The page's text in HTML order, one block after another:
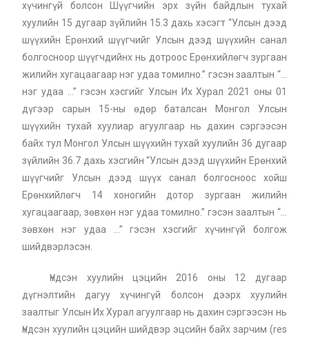
хүчингүй болсон Шүүгчийн эрх зүйн байдлын тухай
хуулийн 15 дугаар зүйлийн 15.3 дахь хэсэгт “Улсын дээд
шүүхийн Ерөнхий шүүгчийг Улсын дээд шүүхийн санал
болгосноор шүүгчдийнх нь дотроос Ерөнхийлөгч зургаан
жилийн хугацаагаар нэг удаа томилно.” гэсэн заалтын “…
нэг удаа …” гэсэн хэсгийг Улсын Их Хурал 2021 оны 01
дүгээр сарын 15-ны өдөр баталсан Монгол Улсын
шүүхийн тухай хуулиар агуулгаар нь дахин сэргээсэн
байх тул Монгол Улсын шүүхийн тухай хуулийн 36 дугаар
зүйлийн 36.7 дахь хэсгийн “Улсын дээд шүүхийн Ерөнхий
шүүгчийг Улсын дээд шүүх санал болгосноос хойш
Ерөнхийлөгч 14 хоногийн дотор зургаан жилийн
хугацаагаар, зөвхөн нэг удаа томилно.” гэсэн заалтын “…
зөвхөн нэг удаа …” гэсэн хэсгийг хүчингүй болгож
шийдвэрлэсэн.
Үндсэн хуулийн цэцийн 2016 оны 12 дугаар
дүгнэлтийн дагуу хүчингүй болсон дээрх хуулийн
заалтыг Улсын Их Хурал агуулгаар нь дахин сэргээсэн нь
Үндсэн хуулийн цэцийн шийдвэр эцсийн байх зарчим (res